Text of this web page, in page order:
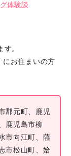
体験談
。
にお住まいの方
郡元町、鹿児
鹿児島市柳
市向江町、薩
市松山町、姶